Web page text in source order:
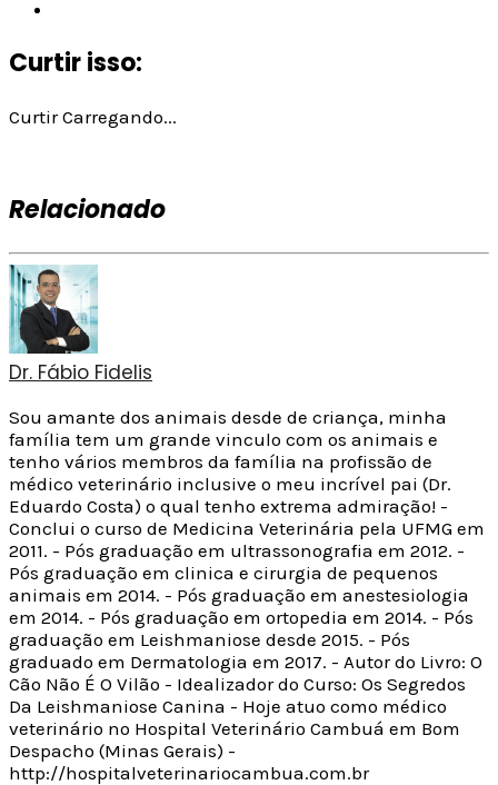
Curtir isso:
Curtir Carregando...
Relacionado
Dr. Fábio Fidelis
Sou amante dos animais desde de criança, minha
família tem um grande vinculo com os animais e
tenho vários membros da família na profissão de
médico veterinário inclusive o meu incrível pai (Dr.
Eduardo Costa) o qual tenho extrema admiração! -
Conclui o curso de Medicina Veterinária pela UFMG em
2011. - Pós graduação em ultrassonografia em 2012. -
Pós graduação em clinica e cirurgia de pequenos
animais em 2014. - Pós graduação em anestesiologia
em 2014. - Pós graduação em ortopedia em 2014. - Pós
graduação em Leishmaniose desde 2015. - Pós
graduado em Dermatologia em 2017. - Autor do Livro: O
Cão Não É O Vilão - Idealizador do Curso: Os Segredos
Da Leishmaniose Canina - Hoje atuo como médico
veterinário no Hospital Veterinário Cambuá em Bom
Despacho (Minas Gerais) -
http://hospitalveterinariocambua.com.br